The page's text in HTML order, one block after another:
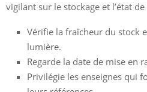
vigilant sur le stockage et l’état
Vérifie la fraîcheur du stock
lumière.
Regarde la date de mise en
Privilégie les enseignes qui